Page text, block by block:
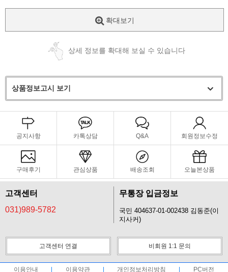
확대보기
상세 정보를 확대해 보실 수 있습니다
상품정보고시 보기
공지사항 카톡상담 Q&A 회원정보수정
구매후기 관심상품 배송조회 오늘본상품
고객센터
031)989-5782
무통장 입금정보
국민 404637-01-002438 김동준(이
지사커)
고객센터 연결 비회원 1:1 문의
이용안내 이용약관 개인정보처리방침 PC버전